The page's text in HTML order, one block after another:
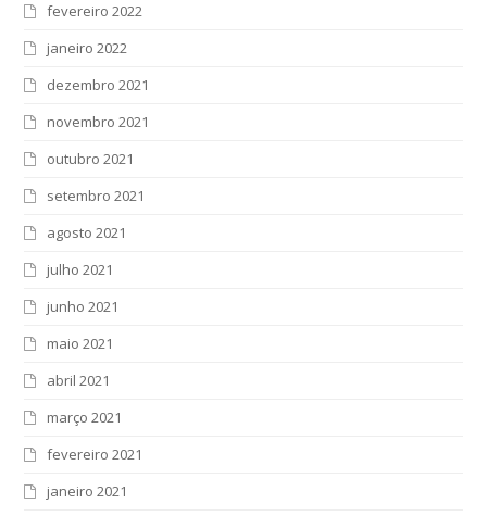
fevereiro 2022
janeiro 2022
dezembro 2021
novembro 2021
outubro 2021
setembro 2021
agosto 2021
julho 2021
junho 2021
maio 2021
abril 2021
março 2021
fevereiro 2021
janeiro 2021